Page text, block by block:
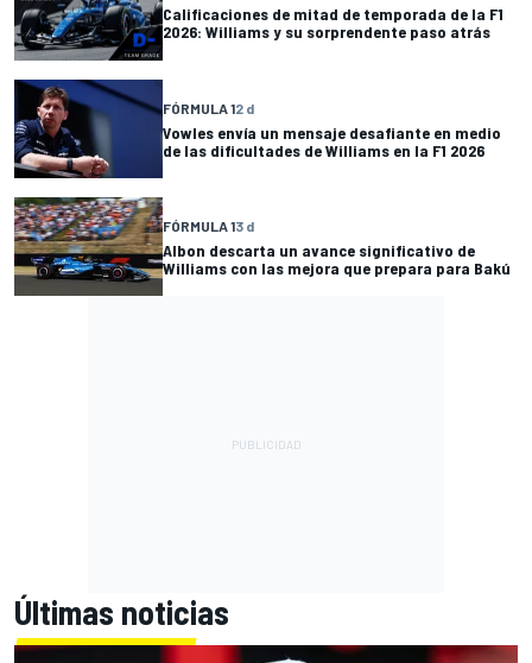
Calificaciones de mitad de temporada de la F1
2026: Williams y su sorprendente paso atrás
FÓRMULA 12 d
Vowles envía un mensaje desafiante en medio
de las dificultades de Williams en la F1 2026
FÓRMULA 13 d
Albon descarta un avance significativo de
Williams con las mejora que prepara para Bakú
Últimas noticias